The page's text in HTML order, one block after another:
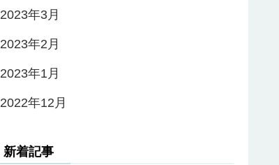
2023年3月
2023年2月
2023年1月
2022年12月
新着記事